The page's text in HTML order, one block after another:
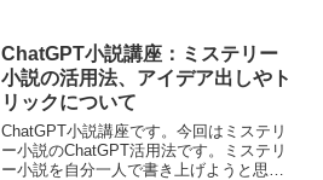
ChatGPT小説講座：ミステリー
小説の活用法、アイデア出しやト
リックについて
ChatGPT小説講座です。今回はミステリ
ー小説のChatGPT活用法です。ミステリ
ー小説を自分一人で書き上げようと思え